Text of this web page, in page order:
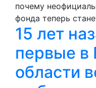
почему
фонда теперь
15 лет
первые в
области